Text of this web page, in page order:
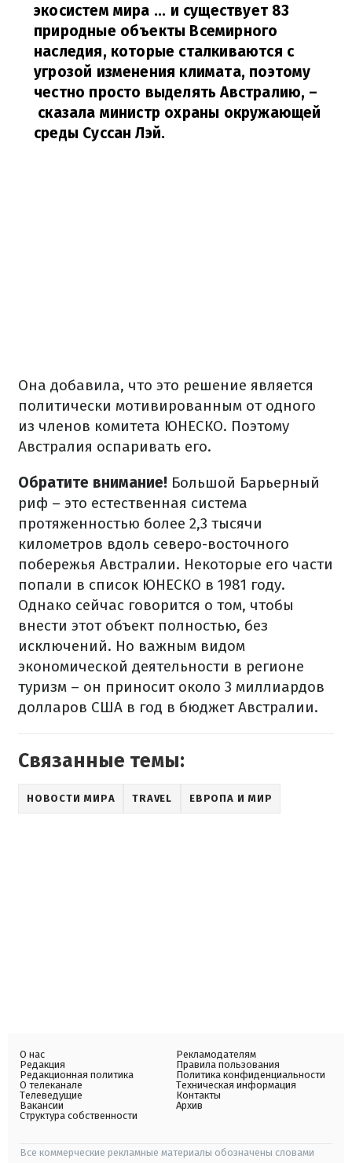
экосистем мира ... и существует 83
природные объекты Всемирного
наследия, которые сталкиваются с
угрозой изменения климата, поэтому
честно просто выделять Австралию, –
сказала министр охраны окружающей
среды Суссан Лэй.
Она добавила, что это решение является
политически мотивированным от одного
из членов комитета ЮНЕСКО. Поэтому
Австралия оспаривать его.
Обратите внимание! Большой Барьерный
риф – это естественная система
протяженностью более 2,3 тысячи
километров вдоль северо-восточного
побережья Австралии. Некоторые его части
попали в список ЮНЕСКО в 1981 году.
Однако сейчас говорится о том, чтобы
внести этот объект полностью, без
исключений. Но важным видом
экономической деятельности в регионе
туризм – он приносит около 3 миллиардов
долларов США в год в бюджет Австралии.
Связанные темы:
НОВОСТИ МИРА TRAVEL ЕВРОПА И МИР
О нас
Редакция
Редакционная политика
О телеканале
Телеведущие
Вакансии
Структура собственности
Рекламодателям
Правила пользования
Политика конфиденциальности
Техническая информация
Контакты
Архив
Все коммерческие рекламные материалы обозначены словами